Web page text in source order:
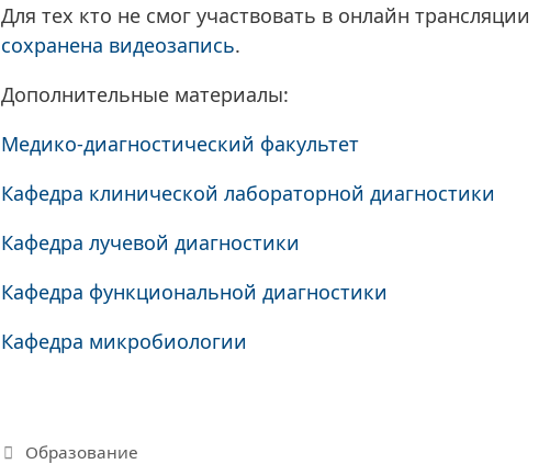
Для тех кто не смог участвовать в онлайн трансляции
сохранена видеозапись.
Дополнительные материалы:
Медико-диагностический факультет
Кафедра клинической лабораторной диагностики
Кафедра лучевой диагностики
Кафедра функциональной диагностики
Кафедра микробиологии
Рубрики
Образование